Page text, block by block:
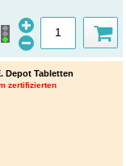
Depot Tabletten
zertifizierten